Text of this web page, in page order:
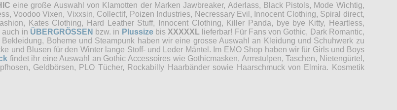
eine große Auswahl von Klamotten der Marken Jawbreaker, Aderlass, Black Pistols, Mode Wichtig,
Voodoo Vixen, Vixxsin, Collectif, Poizen Industries, Necressary Evil, Innocent Clothing, Spiral direct,
Kates Clothing, Hard Leather Stuff, Innocent Clothing, Killer Panda, bye bye Kitty, Heartless,
auch in ÜBERGRÖSSEN bzw. in Plussizebis XXXXXL lieferbar! Für Fans von Gothic, Dark Romantic,
Boheme und Steampunk haben wir eine grosse Auswahl an Kleidung und Schuhwerk zu
und Blusen für den Winter lange Stoff- und Leder Mäntel. Im EMO Shop haben wir für Girls und Boys
findet ihr eine Auswahl an Gothic Accessoires wie Gothicmasken, Armstulpen, Taschen, Nietengürtel,
Geldbörsen, PLO Tücher, Rockabilly Haarbänder sowie Haarschmuck von Elmira. Kosmetik